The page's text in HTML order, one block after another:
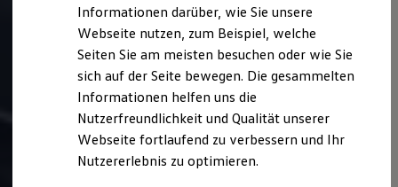
Informationen darüber, wie Sie unsere
Webseite nutzen, zum Beispiel, welche
Seiten Sie am meisten besuchen oder wie Sie
sich auf der Seite bewegen. Die gesammelten
Informationen helfen uns die
Nutzerfreundlichkeit und Qualität unserer
Webseite fortlaufend zu verbessern und Ihr
Nutzererlebnis zu optimieren.